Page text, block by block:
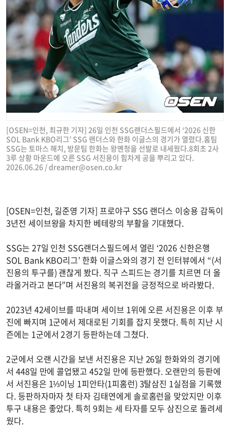
[OSEN=인천, 최규한 기자] 26일 인천 SSG랜더스필드에서 ‘2026 신한
SOL Bank KBO리그’ SSG 랜더스와 한화 이글스의 경기가 열렸다.홈팀
SSG는 토마스 해치, 방문팀 한화는 왕옌청을 선발로 내세웠다.8회초 2사
3루 상황 마운드에 오른 SSG 서진용이 힘차게 공을 뿌리고 있다.
2026.06.26 /dreamer@osen.co.kr
[OSEN=인천, 길준영 기자] 프로야구 SSG 랜더스 이숭용 감독이
3년전 세이브왕을 차지한 베테랑의 부활을 기대했다.
SSG는 27일 인천 SSG랜더스필드에서 열린 ‘2026 신한은행
SOL Bank KBO리그’ 한화 이글스와의 경기 전 인터뷰에서 “(서
진용의 투구를) 괜찮게 봤다. 직구 스피드는 경기를 치르면 더 올
라올거라고 본다”며 서진용의 복귀전을 긍정적으로 바라봤다.
2023년 42세이브를 따내며 세이브 1위에 오른 서진용은 이후 부
진에 빠지며 1군에서 제대로된 기회를 잡지 못했다. 특히 지난 시
즌에는 1군에서 2경기 등판하는데 그쳤다.
2군에서 오랜 시간을 보낸 서진용은 지난 26일 한화와의 경기에
서 448일 만에 콜업됐고 452일 만에 등판했다. 오랜만의 등판에
서 서진용은 1⅓이닝 1피안타(1피홈런) 3탈삼진 1실점을 기록했
다. 등판하자마자 첫 타자 김태연에게 솔로홈런을 맞았지만 이후
투구 내용은 좋았다. 특히 9회는 세 타자를 모두 삼진으로 돌려세
웠다.